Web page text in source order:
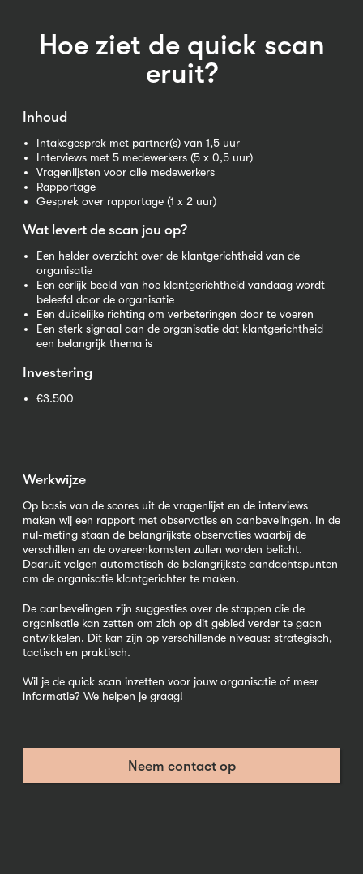
Hoe ziet de quick scan
eruit?
Inhoud
Intakegesprek met partner(s) van 1,5 uur
Interviews met 5 medewerkers (5 x 0,5 uur)
Vragenlijsten voor alle medewerkers
Rapportage
Gesprek over rapportage (1 x 2 uur)
Wat levert de scan jou op?
Een helder overzicht over de klantgerichtheid van de
organisatie
Een eerlijk beeld van hoe klantgerichtheid vandaag wordt
beleefd door de organisatie
Een duidelijke richting om verbeteringen door te voeren
Een sterk signaal aan de organisatie dat klantgerichtheid
een belangrijk thema is
Investering
€3.500
Werkwijze
Op basis van de scores uit de vragenlijst en de interviews
maken wij een rapport met observaties en aanbevelingen. In de
nul-meting staan de belangrijkste observaties waarbij de
verschillen en de overeenkomsten zullen worden belicht.
Daaruit volgen automatisch de belangrijkste aandachtspunten
om de organisatie klantgerichter te maken.
De aanbevelingen zijn suggesties over de stappen die de
organisatie kan zetten om zich op dit gebied verder te gaan
ontwikkelen. Dit kan zijn op verschillende niveaus: strategisch,
tactisch en praktisch.
Wil je de quick scan inzetten voor jouw organisatie of meer
informatie? We helpen je graag!
Neem contact op